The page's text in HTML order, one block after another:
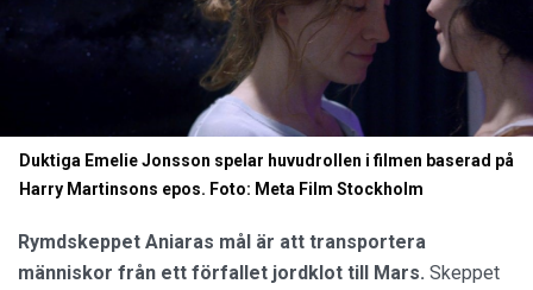
Duktiga Emelie Jonsson spelar huvudrollen i filmen baserad på
Harry Martinsons epos. Foto: Meta Film Stockholm
Rymdskeppet Aniaras mål är att transportera
människor från ett förfallet jordklot till Mars. Skeppet